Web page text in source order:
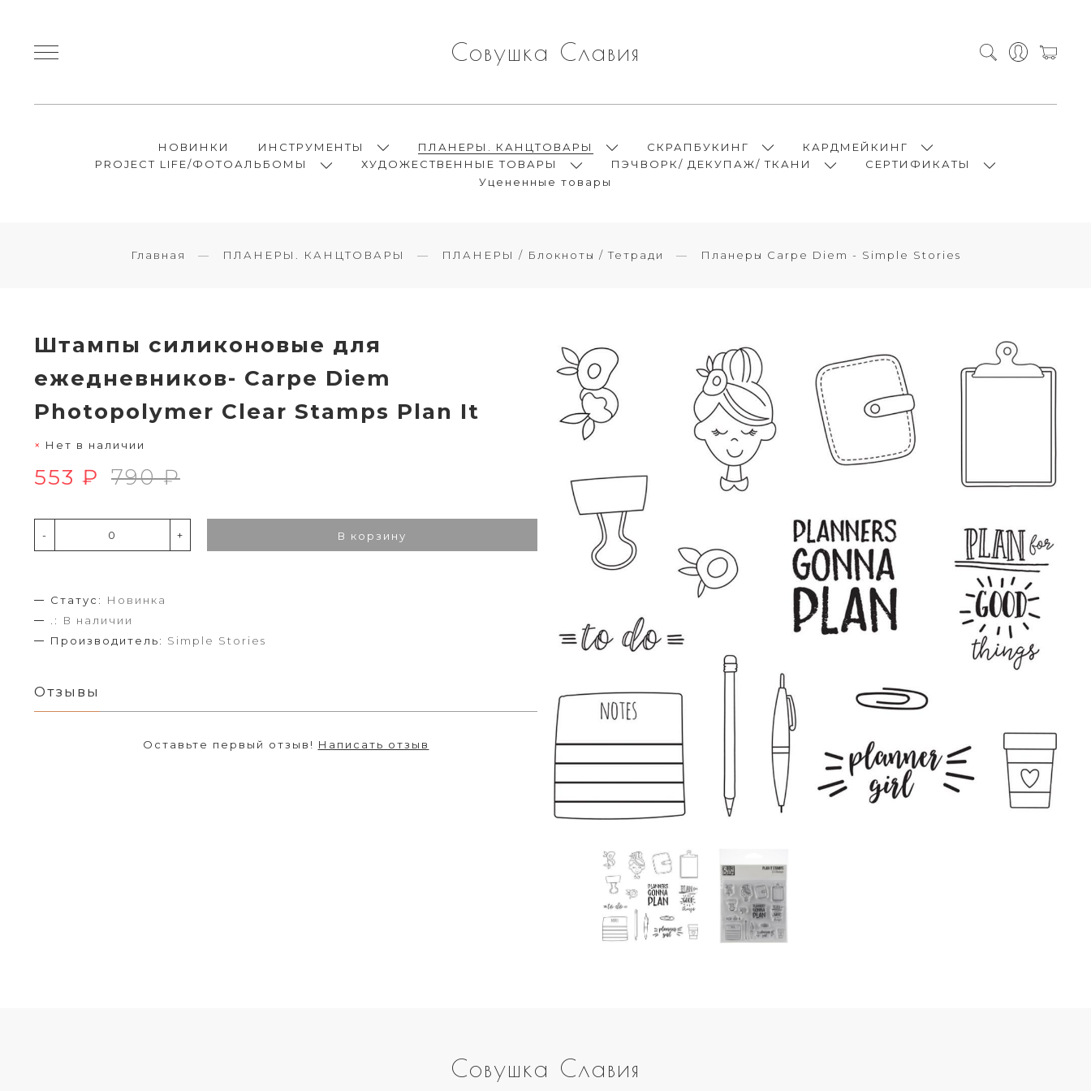
Совушка Славия
НОВИНКИ ИНСТРУМЕНТЫ ПЛАНЕРЫ. КАНЦТОВАРЫ СКРАПБУКИНГ
КАРДМЕЙКИНГ
PROJECT LIFE/ФОТОАЛЬБОМЫ
ХУДОЖЕСТВЕННЫЕ ТОВАРЫ ПЭЧВОРК/ ДЕКУПАЖ/ ТКАНИ
СЕРТИФИКАТЫ
Уцененные товары
Главная ПЛАНЕРЫ. КАНЦТОВАРЫ ПЛАНЕРЫ / Блокноты / Тетради Планеры Carpe Diem - Simple Stories
Штампы силиконовые для
ежедневников- Carpe Diem
Photopolymer Clear Stamps Plan It
Нет в наличии
553 ₽ 790 ₽
- + В корзину
Статус:
Новинка
.:
В наличии
Производитель: Simple Stories
Отзывы
Оставьте первый отзыв! Написать отзыв
Совушка Славия